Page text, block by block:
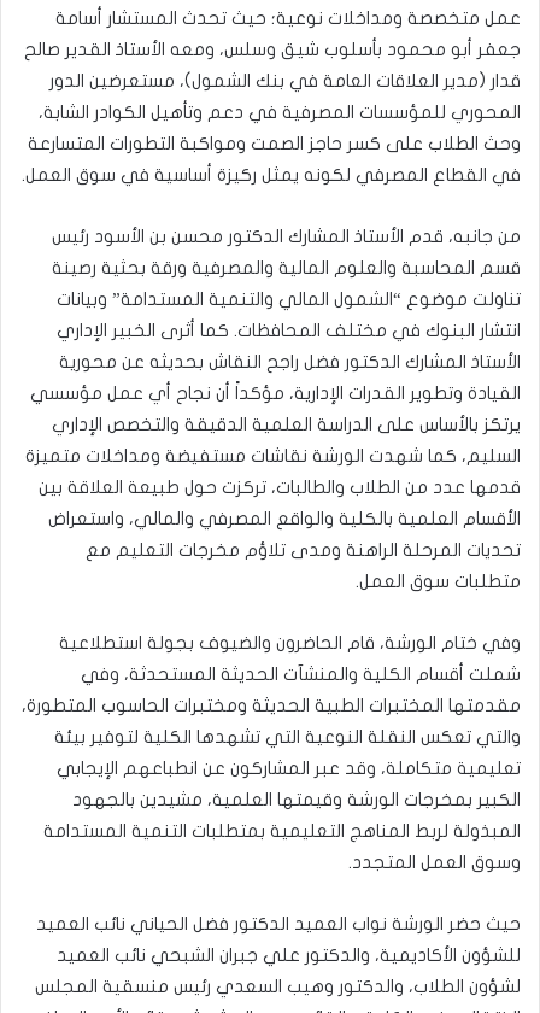
عمل متخصصة ومداخلات نوعية؛ حيث تحدث المستشار أسامة
جعفر أبو محمود بأسلوب شيق وسلس، ومعه الأستاذ القدير صالح
قدار (مدير العلاقات العامة في بنك الشمول)، مستعرضين الدور
المحوري للمؤسسات المصرفية في دعم وتأهيل الكوادر الشابة،
وحث الطلاب على كسر حاجز الصمت ومواكبة التطورات المتسارعة
في القطاع المصرفي لكونه يمثل ركيزة أساسية في سوق العمل.
​من جانبه، قدم الأستاذ المشارك الدكتور محسن بن الأسود رئيس
قسم المحاسبة والعلوم المالية والمصرفية ورقة بحثية رصينة
تناولت موضوع “الشمول المالي والتنمية المستدامة” وبيانات
انتشار البنوك في مختلف المحافظات. كما أثرى الخبير الإداري
الأستاذ المشارك الدكتور فضل راجح النقاش بحديثه عن محورية
القيادة وتطوير القدرات الإدارية، مؤكداً أن نجاح أي عمل مؤسسي
يرتكز بالأساس على الدراسة العلمية الدقيقة والتخصص الإداري
السليم، ​كما شهدت الورشة نقاشات مستفيضة ومداخلات متميزة
قدمها عدد من الطلاب والطالبات، تركزت حول طبيعة العلاقة بين
الأقسام العلمية بالكلية والواقع المصرفي والمالي، واستعراض
تحديات المرحلة الراهنة ومدى تلاؤم مخرجات التعليم مع
متطلبات سوق العمل.
​وفي ختام الورشة، قام الحاضرون والضيوف بجولة استطلاعية
شملت أقسام الكلية والمنشآت الحديثة المستحدثة، وفي
مقدمتها المختبرات الطبية الحديثة ومختبرات الحاسوب المتطورة،
والتي تعكس النقلة النوعية التي تشهدها الكلية لتوفير بيئة
تعليمية متكاملة، ​وقد عبر المشاركون عن انطباعهم الإيجابي
الكبير بمخرجات الورشة وقيمتها العلمية، مشيدين بالجهود
المبذولة لربط المناهج التعليمية بمتطلبات التنمية المستدامة
وسوق العمل المتجدد.
​حيث حضر الورشة نواب العميد الدكتور فضل الحياني نائب العميد
للشؤون الأكاديمية، والدكتور علي جبران الشبحي نائب العميد
لشؤون الطلاب، والدكتور وهيب السعدي رئيس منسقية المجلس